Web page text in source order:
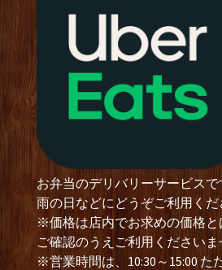
お弁当のデリバリーサービスで
雨の日などにどうぞご利用くだ
※価格は店内でお求めの価格
ご確認のうえご利用くださいま
※営業時間は、10:30～15:00 た